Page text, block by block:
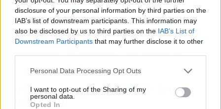
disclosure of your personal information by third parties on the
IAB’s list of downstream participants. This information may
also be disclosed by us to third parties on the IAB’s List of
Downstream Participants that may further disclose it to other
Personal Data Processing Opt Outs
I want to opt-out of the Sharing of my
personal data.
Opted In
La experiencia demuestra que los negocios que
cuidan su imagen exterior incrementan su
capacidad para atraer nuevos clientes,
Integración entre rotulación e
impresión